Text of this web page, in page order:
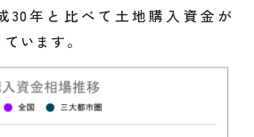
30年と比べて土地購入資金が
います。